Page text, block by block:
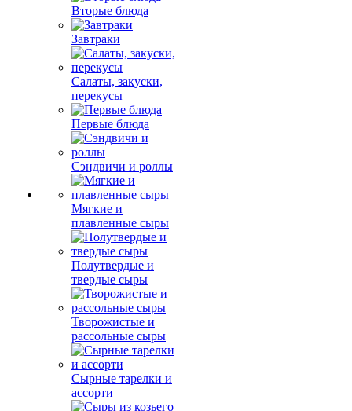
Вторые блюда
Завтраки
Салаты, закуски,
перекусы
Первые блюда
Сэндвичи и роллы
Мягкие и
плавленные сыры
Полутвердые и
твердые сыры
Творожистые и
рассольные сыры
Сырные тарелки и
ассорти